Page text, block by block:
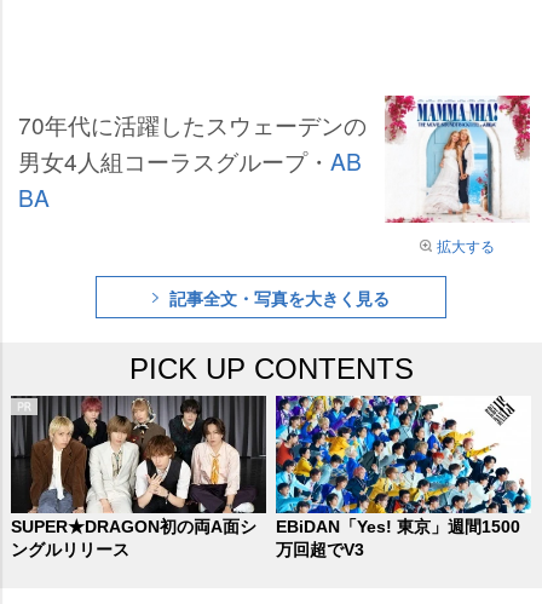
拡大する
70年代に活躍したスウェーデンの
男女4人組コーラスグループ・ AB
BA
記事全文・写真を大きく見る
PICK UP CONTENTS
SUPER★DRAGON初の両A面シ
ングルリリース
EBiDAN「Yes! 東京」週間1500
万回超でV3